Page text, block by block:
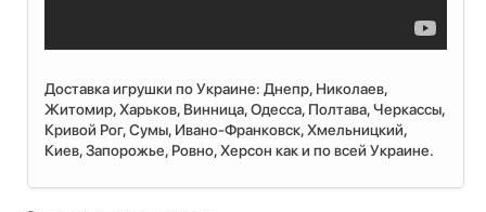
Доставка игрушки по Украине: Днепр, Николаев,
Житомир, Харьков, Винница, Одесса, Полтава, Черкассы,
Кривой Рог, Сумы, Ивано-Франковск, Хмельницкий,
Киев, Запорожье, Ровно, Херсон как и по всей Украине.